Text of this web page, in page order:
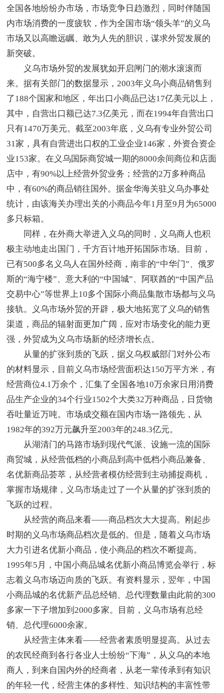
全国各地纷纷办市场，市场竞争日趋激烈，同时伴随国
内市场消费的一度疲软，作为全国市场“领头羊”的义乌
市场又以高瞻远瞩、敢为人先的胆识，谋求外贸发展的
新突破。
义乌市场外贸的发展犹如开启闸门的潮水滚滚而
来。据有关部门的数据显示，2003年义乌小商品销售到
了188个国家和地区，年出口小商品已达17亿美元以上，
其中，自营出口额已达7.3亿美元，而在1994年自营出口
只有1470万美元。截至2003年底，义乌有专业外贸公司
31家，具有自营进出口权的工业企业146家，外资合资企
业153家。在义乌国际商贸城一期的8000余间商位和店面
店中，有90%以上经营外贸业务；经营的2万多种商品
中，有60%的商品销往国外。据金华海关驻义乌办事处
统计，由该海关办理出关的小商品今年1月至9月为65000
多只标箱。
同样，在外商大举进入义乌的同时，义乌商人也积
极主动地走出国门，千方百计地开拓国际市场。目前，
已有500多名义乌人在国外经商，南非的“中华门”、俄罗
斯的“海宁楼”、意大利的“中国城”、阿联酋的“中国产品
交易中心”等世界上10多个国际小商品集散市场都与义乌
接轨。义乌市场外贸的开辟，极大地拓宽了义乌的销售
渠道，商品的辐射面更加广阔，应对市场变化的能力更
强，外贸成为义乌市场新的经济增长点。
从量的扩张到质的飞跃，据义乌权威部门对外公布
的材料显示，目前义乌市场经营面积达150万平方米，有
经营商位4.1万余个，汇集了全国各地10万余家日用消费
品生产企业的34个行业1502个大类32万种商品，日货物
吞吐量近万吨。市场成交额在国内市场一路领先，从
1982年的392万元飙升至2003年的248.3亿元。
从湖清门的马路市场到现代气派、设施一流的国际
商贸城，从经营低档的小商品到高中低档小商品兼备、
名优新商品荟萃，从经营者模仿经营到主动捕捉商机，
掌握市场规律，义乌市场走过了一个从量的扩张到质的
飞跃的过程。
从经营的商品来看——商品档次大大提高。刚起步
时期的义乌市场商品档次是低的。但是，随着义乌市场
大力引进名优新小商品，使小商品的档次不断提高。
1995年5月，中国小商品城名优新小商品博览会举行，标
志着义乌市场迈向质的飞跃。有资料显示，翌年，中国
小商品城的名优新产品总经销、总代理数量由此前的300
多家一下子增加到2000多家。目前，义乌市场有总经
销、总代理6000余家。
从经营主体来看——经营者素质明显提高。从过去
的农民经商到各行各业人士纷纷“下海”，从义乌的本地
商人，到来自国内外的经商者，从老一辈传承到有知识
的年轻一代，经营主体的多样性、知识结构的丰富性带